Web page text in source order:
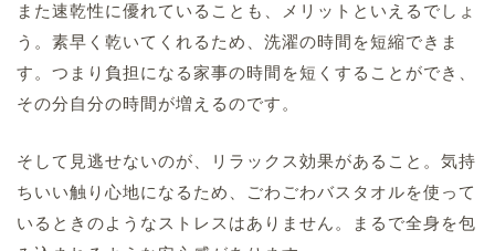
また速乾性に優れていることも、メリットといえるでしょ
う。素早く乾いてくれるため、洗濯の時間を短縮できま
す。つまり負担になる家事の時間を短くすることができ、
その分自分の時間が増えるのです。
そして見逃せないのが、リラックス効果があること。気持
ちいい触り心地になるため、ごわごわバスタオルを使って
いるときのようなストレスはありません。まるで全身を包